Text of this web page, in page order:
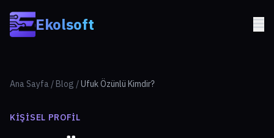
Ekolsoft
Ana Sayfa / Blog /Ufuk Özünlü Kimdir?
KIŞISEL PROFIL